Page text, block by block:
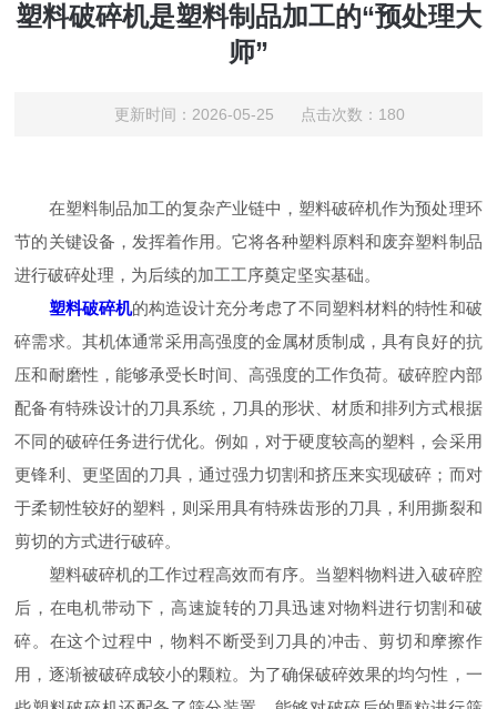
塑料破碎机是塑料制品加工的“预处理大
师”
更新时间：2026-05-25 点击次数：180
在塑料制品加工的复杂产业链中，塑料破碎机作为预处理环
节的关键设备，发挥着作用。它将各种塑料原料和废弃塑料制品
进行破碎处理，为后续的加工工序奠定坚实基础。
塑料破碎机的构造设计充分考虑了不同塑料材料的特性和破
碎需求。其机体通常采用高强度的金属材质制成，具有良好的抗
压和耐磨性，能够承受长时间、高强度的工作负荷。破碎腔内部
配备有特殊设计的刀具系统，刀具的形状、材质和排列方式根据
不同的破碎任务进行优化。例如，对于硬度较高的塑料，会采用
更锋利、更坚固的刀具，通过强力切割和挤压来实现破碎；而对
于柔韧性较好的塑料，则采用具有特殊齿形的刀具，利用撕裂和
剪切的方式进行破碎。
塑料破碎机的工作过程高效而有序。当塑料物料进入破碎腔
后，在电机带动下，高速旋转的刀具迅速对物料进行切割和破
碎。在这个过程中，物料不断受到刀具的冲击、剪切和摩擦作
用，逐渐被破碎成较小的颗粒。为了确保破碎效果的均匀性，一